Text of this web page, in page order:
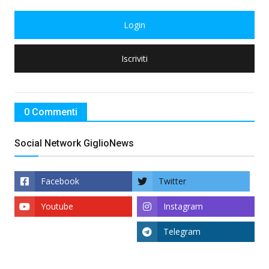
Login
Iscriviti
0 Commenti
Social Network GiglioNews
Facebook Twitter
Instagram
Youtube
Telegram